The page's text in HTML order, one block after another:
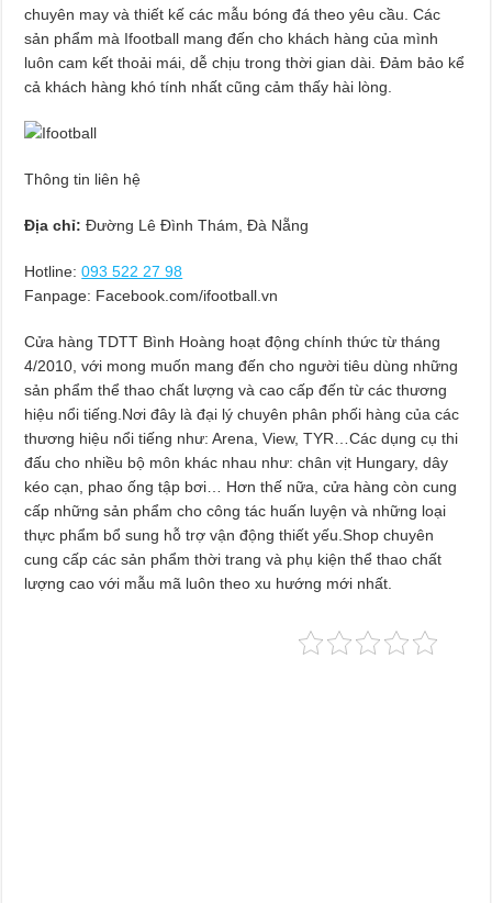
chuyên may và thiết kế các mẫu bóng đá theo yêu cầu. Các
sản phẩm mà Ifootball mang đến cho khách hàng của mình
luôn cam kết thoải mái, dễ chịu trong thời gian dài. Đảm bảo kể
cả khách hàng khó tính nhất cũng cảm thấy hài lòng.
Thông tin liên hệ
Địa chỉ: Đường Lê Đình Thám, Đà Nẵng
Hotline: 093 522 27 98
Fanpage: Facebook.com/ifootball.vn
Cửa hàng TDTT Bình Hoàng hoạt động chính thức từ tháng
4/2010, với mong muốn mang đến cho người tiêu dùng những
sản phẩm thể thao chất lượng và cao cấp đến từ các thương
hiệu nổi tiếng.Nơi đây là đại lý chuyên phân phối hàng của các
thương hiệu nổi tiếng như: Arena, View, TYR…Các dụng cụ thi
đấu cho nhiều bộ môn khác nhau như: chân vịt Hungary, dây
kéo cạn, phao ống tập bơi… Hơn thế nữa, cửa hàng còn cung
cấp những sản phẩm cho công tác huấn luyện và những loại
thực phẩm bổ sung hỗ trợ vận động thiết yếu.Shop chuyên
cung cấp các sản phẩm thời trang và phụ kiện thể thao chất
lượng cao với mẫu mã luôn theo xu hướng mới nhất.